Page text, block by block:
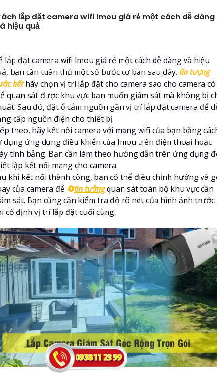
lắp đặt camera wifi Imou giá rẻ một cách dễ dàng
hiệu quả
lắp đặt camera wifi Imou giá rẻ một cách dễ dàng và hiệu
bạn cần tuân thủ một số bước cơ bản sau đây. ấn tượng
hếthãy chọn vị trí lắp đặt cho camera sao cho camera có
quan sát được khu vực bạn muốn giám sát mà không bị
Sau đó, đặt ổ cắm nguồn gần vị trí lắp đặt camera để
cấp nguồn điện cho thiết bị.
theo, hãy kết nối camera với mạng wifi của bạn bằng
dụng ứng dụng điều khiển của Imou trên điện thoại hoặc
tính bảng. Bạn cần làm theo hướng dẫn trên ứng dụng
lập kết nối mạng cho camera.
khi kết nối thành công, bạn có thể điều chỉnh hướng và
của camera để 🔄tin tưởngquan sát toàn bộ khu vực cần
sát. Bạn cũng cần kiểm tra độ rõ nét của hình ảnh trước
cố định vị trí lắp đặt cuối cùng.